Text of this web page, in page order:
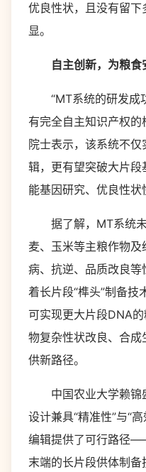
优良性状，且没有留
显。
自主创新，为粮食
“MT系统的研发成
有完全自主知识产权的
院士表示，该系统不
辑，更有望突破大片
能基因研究、优良性状
据了解，MT系统未
麦、玉米等主粮作物
病、抗逆、品质改良
着长片段“榫头”制备
可实现更大片段DNA
物复杂性状改良、合
供新路径。
中国农业大学赖锦
设计兼具“精准性”与“
编辑提供了可行路径
末端的长片段供体制